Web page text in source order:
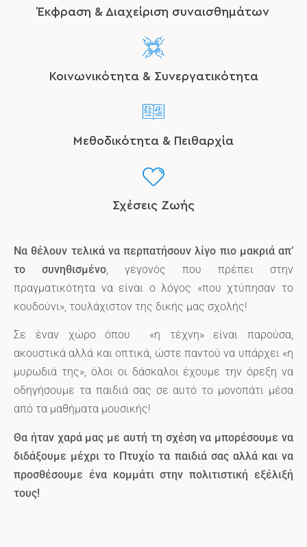
Έκφραση & Διαχείριση συναισθημάτων
Κοινωνικότητα & Συνεργατικότητα
Μεθοδικότητα & Πειθαρχία
Σχέσεις Ζωής
Να θέλουν τελικά να περπατήσουν λίγο πιο μακριά απ’
το συνηθισμένο, γεγονός που πρέπει στην
πραγματικότητα να είναι ο λόγος «που χτύπησαν το
κουδούνι», τουλάχιστον της δικής μας σχολής!
Σε έναν χώρο όπου «η τέχνη» είναι παρούσα,
ακουστικά αλλά και οπτικά, ώστε παντού να υπάρχει «η
μυρωδιά της», όλοι οι δάσκαλοι έχουμε την όρεξη να
οδηγήσουμε τα παιδιά σας σε αυτό το μονοπάτι μέσα
από τα μαθήματα μουσικής!
Θα ήταν χαρά μας με αυτή τη σχέση να μπορέσουμε να
διδάξουμε μέχρι το Πτυχίο τα παιδιά σας αλλά και να
προσθέσουμε ένα κομμάτι στην πολιτιστική εξέλιξή
τους!